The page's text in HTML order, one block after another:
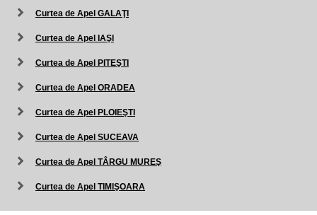
Curtea de Apel GALAŢI
Curtea de Apel IAŞI
Curtea de Apel PITEŞTI
Curtea de Apel ORADEA
Curtea de Apel PLOIEŞTI
Curtea de Apel SUCEAVA
Curtea de Apel TÂRGU MUREŞ
Curtea de Apel TIMIŞOARA